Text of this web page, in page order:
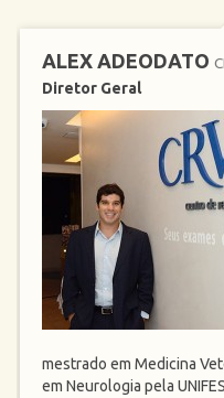
ALEX ADEODATO
Diretor Geral
mestrado em Medicina
em Neurologia pela